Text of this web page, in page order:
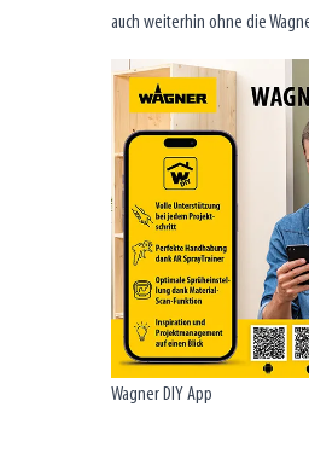
auch weiterhin ohne die
Wagner DIY App